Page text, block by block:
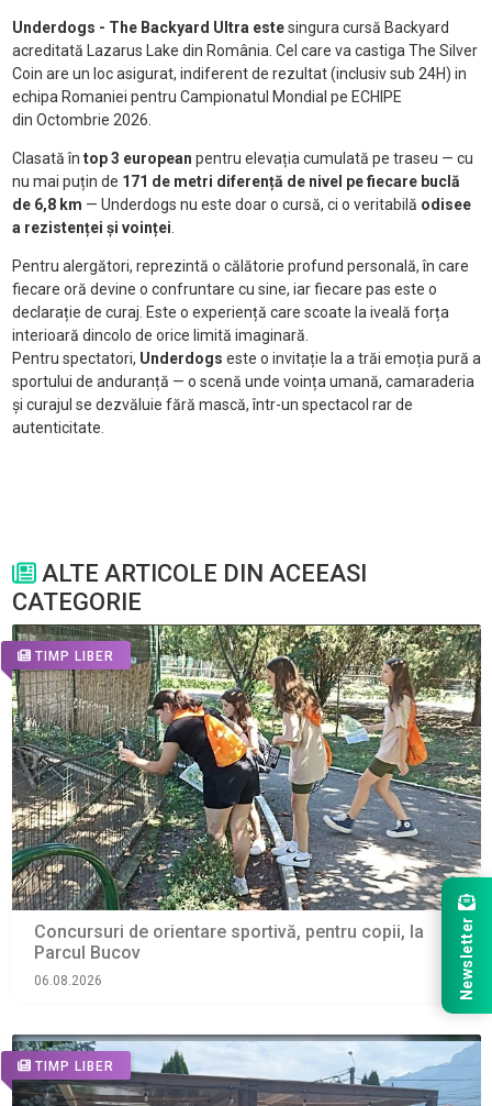
Underdogs - The Backyard Ultra estesingura cursă Backyard
acreditată Lazarus Lake din România. Cel care va castiga The Silver
Coin are un loc asigurat, indiferent de rezultat (inclusiv sub 24H) in
echipa Romaniei pentru Campionatul Mondial pe ECHIPE
din Octombrie 2026.
Clasată în top 3 european pentru elevația cumulată pe traseu — cu
nu mai puțin de 171 de metri diferență de nivel pe fiecare buclă
de 6,8 km — Underdogs nu este doar o cursă, ci o veritabilă odisee
a rezistenței și voinței.
Pentru alergători, reprezintă o călătorie profund personală, în care
fiecare oră devine o confruntare cu sine, iar fiecare pas este o
declarație de curaj. Este o experiență care scoate la iveală forța
interioară dincolo de orice limită imaginară.
Pentru spectatori, Underdogs este o invitație la a trăi emoția pură a
sportului de anduranță — o scenă unde voința umană, camaraderia
și curajul se dezvăluie fără mască, într-un spectacol rar de
autenticitate.
ALTE ARTICOLE DIN ACEEASI
CATEGORIE
TIMP LIBER
Concursuri de orientare sportivă, pentru copii, la
Parcul Bucov
06.08.2026
TIMP LIBER
Newsletter